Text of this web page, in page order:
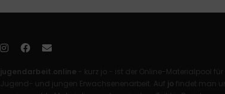
jugendarbeit.online - kurz jo - ist der Online-Materialpool
Jugend- und jungen Erwachsenenarbeit. Auf jo findet man